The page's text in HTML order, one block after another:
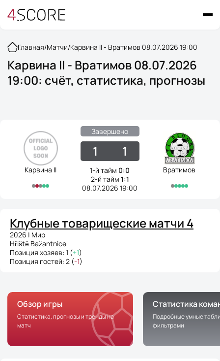
Главная/Матчи/Карвина II - Вратимов 08.07.2026 19:00
Карвина II - Вратимов 08.07.2026
19:00: счёт, статистика, прогнозы
Карвина II
Завершено
1 1
1-й тайм 0:0
2-й тайм 1:1
08.07.2026 19:00
Вратимов
Клубные товарищеские матчи 4
2026 | Мир
Hřiště Bažantnice
Позиция хозяев: 1 (+1)
Позиция гостей: 2 (-1)
Обзор игры
Статистика, прогнозы и тренды на
матч
Статистика
Подробные умные
фильтрами